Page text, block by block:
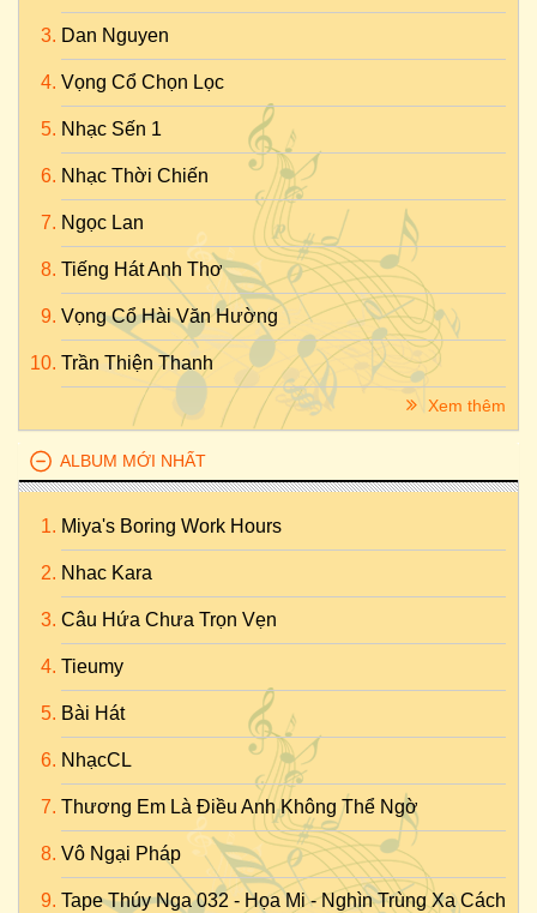
Dan Nguyen
Vọng Cổ Chọn Lọc
Nhạc Sến 1
Nhạc Thời Chiến
Ngọc Lan
Tiếng Hát Anh Thơ
Vọng Cổ Hài Văn Hường
Trần Thiện Thanh
Xem thêm
ALBUM MỚI NHẤT
Miya's Boring Work Hours
Nhac Kara
Câu Hứa Chưa Trọn Vẹn
Tieumy
Bài Hát
NhạcCL
Thương Em Là Điều Anh Không Thể Ngờ
Vô Ngại Pháp
Tape Thúy Nga 032 - Họa Mi - Nghìn Trùng Xa Cách